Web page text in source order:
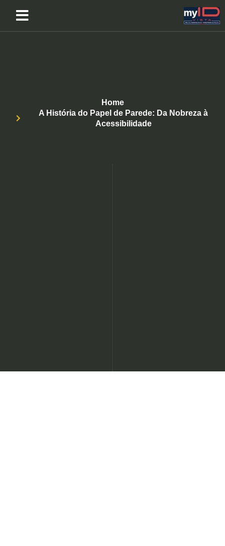
Home
A História do Papel de Parede: Da Nobreza à
Acessibilidade